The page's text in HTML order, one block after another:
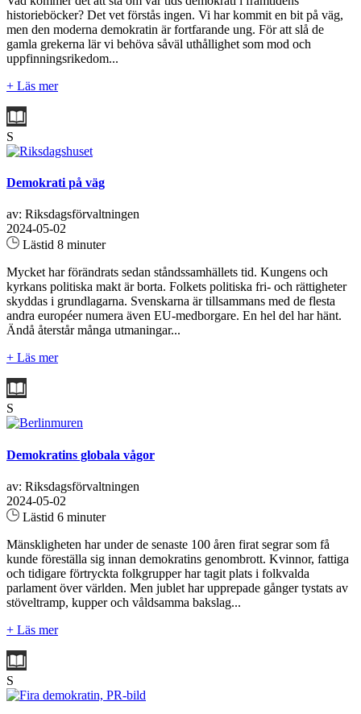
historieböcker? Det vet förstås ingen. Vi har kommit en bit på väg,
men den moderna demokratin är fortfarande ung. För att slå de
gamla grekerna lär vi behöva såväl uthållighet som mod och
uppfinningsrikedom...
+ Läs mer
S
Demokrati på väg
av: Riksdagsförvaltningen
2024-05-02
Lästid 8 minuter
Mycket har förändrats sedan ståndssamhällets tid. Kungens och
kyrkans politiska makt är borta. Folkets politiska fri- och rättigheter
skyddas i grundlagarna. Svenskarna är tillsammans med de flesta
andra européer numera även EU-medborgare. En hel del har hänt.
Ändå återstår många utmaningar...
+ Läs mer
S
Demokratins globala vågor
av: Riksdagsförvaltningen
2024-05-02
Lästid 6 minuter
Mänskligheten har under de senaste 100 åren firat segrar som få
kunde föreställa sig innan demokratins genombrott. Kvinnor, fattiga
och tidigare förtryckta folkgrupper har tagit plats i folkvalda
parlament över världen. Men jublet har upprepade gånger tystats av
stöveltramp, kupper och våldsamma bakslag...
+ Läs mer
S